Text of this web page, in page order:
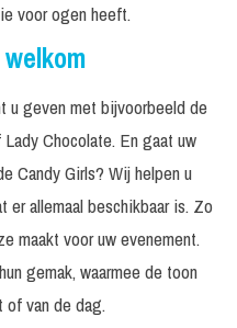
voor ogen heeft.
u geven met bijvoorbeeld de
Chocolate. En gaat uw
Candy Girls? Wij helpen u
allemaal beschikbaar is. Zo
maakt voor uw evenement.
gemak, waarmee de toon
van de dag.